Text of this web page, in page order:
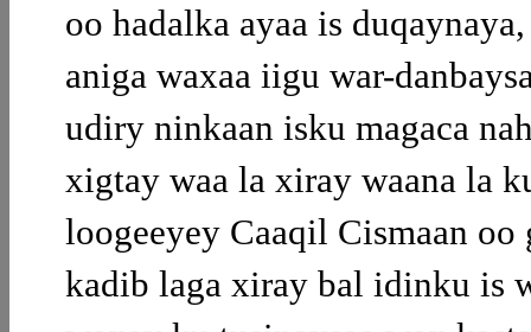
oo hadalka ayaa is
aniga waxaa iigu war-
udiry ninkaan isku magaca
xigtay waa la xiray waana la
loogeeyey Caaqil Cismaan
kadib laga xiray bal idinku is